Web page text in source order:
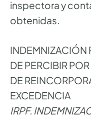
inspectora y
obtenidas.
INDEMNIZACIÓN
DE PERCIBIR
DE
EXCEDENCIA
IRPF.